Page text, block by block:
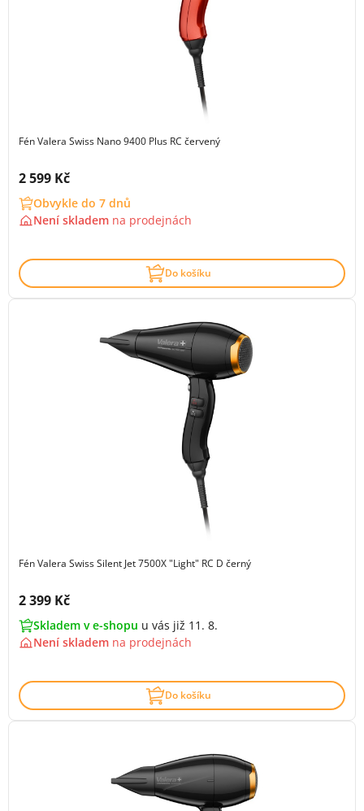
Fén Valera Swiss Nano 9400 Plus RC červený
Cena s DPH:
2 599 Kč
Obvykle do 7 dnů
Není skladem na prodejnách
Do košíku
Fén Valera Swiss Silent Jet 7500X "Light" RC D černý
Cena s DPH:
2 399 Kč
Skladem v e-shopu u vás již 11. 8.
Není skladem na prodejnách
Do košíku